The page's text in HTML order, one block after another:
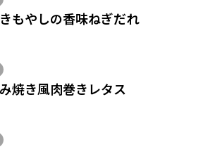
もやしの香味ねぎだれ
焼き風肉巻きレタス